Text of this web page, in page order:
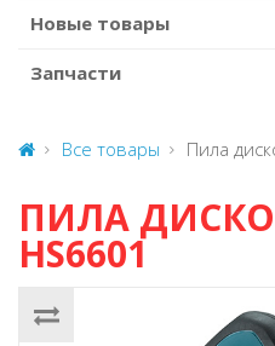
Новые товары
Запчасти
Все товары Пила
ПИЛА
HS6601